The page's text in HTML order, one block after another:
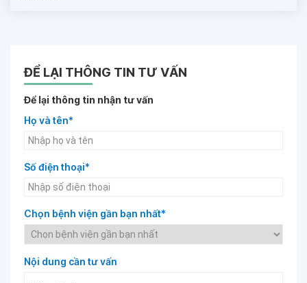
ĐỂ LẠI THÔNG TIN TƯ VẤN
Để lại thông tin nhận tư vấn
Họ và tên*
Số điện thoại*
Chọn bệnh viện gần bạn nhất*
Nội dung cần tư vấn